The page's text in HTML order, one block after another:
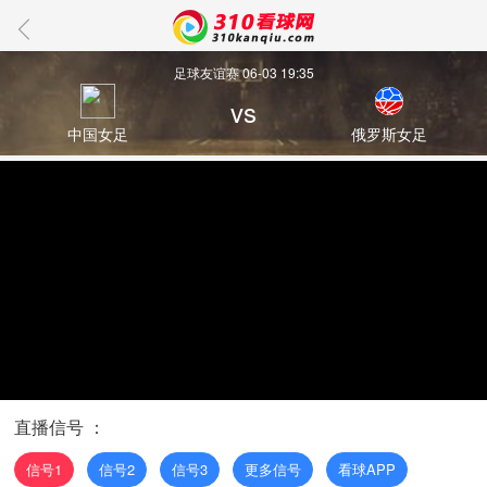
足球友谊赛 06-03 19:35
中国女足
vs
俄罗斯女足
直播信号 ：
信号1 信号2 信号3 更多信号 看球APP